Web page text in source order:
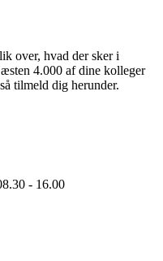
over, hvad der sker i
4.000 af dine kolleger
tilmeld dig herunder.
- 16.00